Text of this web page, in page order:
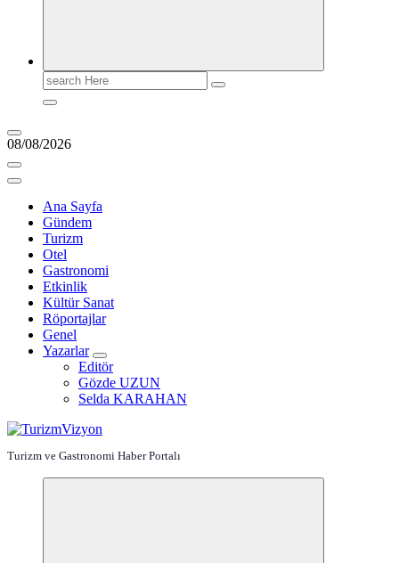
Search
for:
08/08/2026
Ana Sayfa
Gündem
Turizm
Otel
Gastronomi
Etkinlik
Kültür Sanat
Röportajlar
Genel
Yazarlar
Editör
Gözde UZUN
Selda KARAHAN
Turizm ve Gastronomi Haber Portalı